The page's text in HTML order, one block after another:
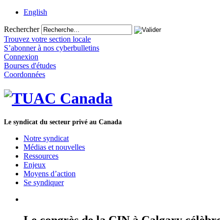
English
Rechercher
Trouvez votre section locale
S’abonner à nos cyberbulletins
Connexion
Bourses d'études
Coordonnées
Le syndicat du secteur privé au Canada
Notre syndicat
Médias et nouvelles
Ressources
Enjeux
Moyens d’action
Se syndiquer